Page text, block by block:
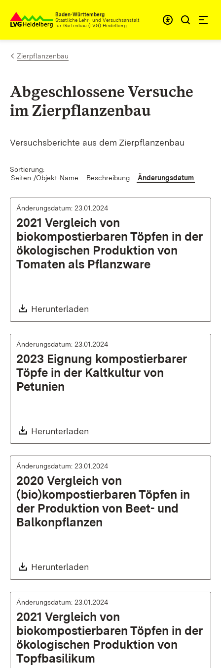
Zum Inhalt springen
Baden-Württemberg
Staatliche Lehr- und Versuchsanstalt
für Gartenbau (LVG) Heidelberg
Zierpflanzenbau
Abgeschlossene Versuche
im Zierpflanzenbau
Versuchsberichte aus dem Zierpflanzenbau
Sortierung:
Seiten-/Objekt-Name
Beschreibung Änderungsdatum
Änderungsdatum: 23.01.2024
2021 Vergleich von
biokompostierbaren Töpfen in der
ökologischen Produktion von
Tomaten als Pflanzware
Download:
Herunterladen
Änderungsdatum: 23.01.2024
2023 Eignung kompostierbarer
Töpfe in der Kaltkultur von
Petunien
Download:
Herunterladen
Änderungsdatum: 23.01.2024
2020 Vergleich von
(bio)kompostierbaren Töpfen in
der Produktion von Beet- und
Balkonpflanzen
Download:
Herunterladen
Änderungsdatum: 23.01.2024
2021 Vergleich von
biokompostierbaren Töpfen in der
ökologischen Produktion von
Topfbasilikum